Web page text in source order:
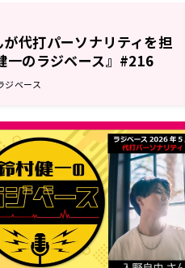
が代打パーソナリティを担
一のラジベース』#216
ジベース